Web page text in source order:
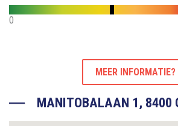
0
MEER INFORMATIE?
MANITOBALAAN 1, 8400